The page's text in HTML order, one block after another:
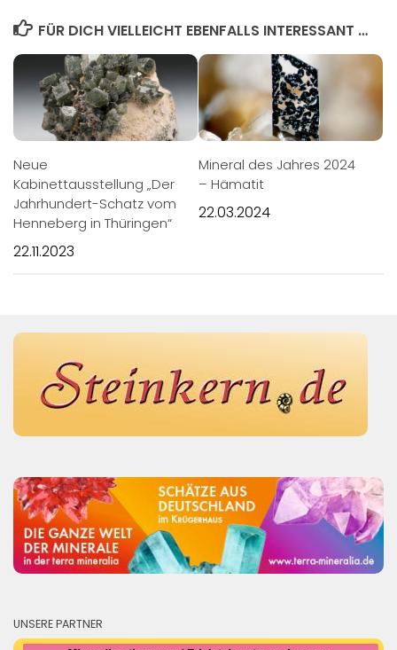
FÜR DICH VIELLEICHT EBENFALLS INTERESSANT …
Neue
Kabinettausstellung „Der
Jahrhundert-Schatz vom
Henneberg in Thüringen“
22.11.2023
Mineral des Jahres 2024
– Hämatit
22.03.2024
UNSERE PARTNER